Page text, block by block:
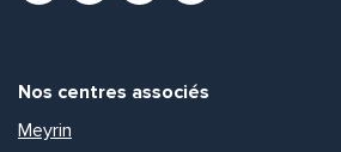
Nos centres associés
Meyrin